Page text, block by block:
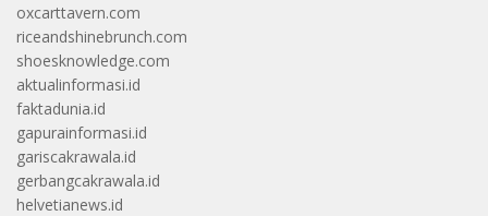
oxcarttavern.com
riceandshinebrunch.com
shoesknowledge.com
aktualinformasi.id
faktadunia.id
gapurainformasi.id
gariscakrawala.id
gerbangcakrawala.id
helvetianews.id